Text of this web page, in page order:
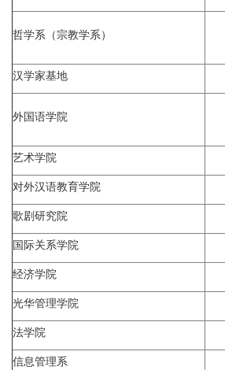
哲学系（宗教学系）
汉学家基地
外国语学院
艺术学院
对外汉语教育学院
歌剧研究院
国际关系学院
经济学院
光华管理学院
法学院
信息管理系